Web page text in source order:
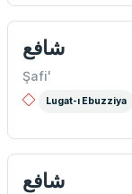
شافع
Şafi'
Lugat-ı Ebuzziya
شافع